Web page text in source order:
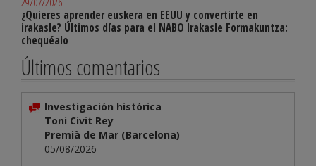
¿Quieres aprender euskera en EEUU y convertirte en
irakasle? Últimos días para el NABO Irakasle Formakuntza:
chequéalo
Últimos comentarios
Investigación histórica
Toni Civit Rey
Premià de Mar (Barcelona)
05/08/2026